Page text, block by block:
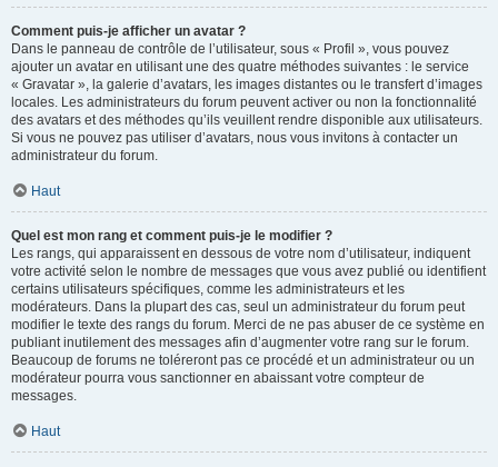
Comment puis-je afficher un avatar ?
Dans le panneau de contrôle de l’utilisateur, sous « Profil », vous pouvez
ajouter un avatar en utilisant une des quatre méthodes suivantes : le service
« Gravatar », la galerie d’avatars, les images distantes ou le transfert d’images
locales. Les administrateurs du forum peuvent activer ou non la fonctionnalité
des avatars et des méthodes qu’ils veuillent rendre disponible aux utilisateurs.
Si vous ne pouvez pas utiliser d’avatars, nous vous invitons à contacter un
administrateur du forum.
Haut
Quel est mon rang et comment puis-je le modifier ?
Les rangs, qui apparaissent en dessous de votre nom d’utilisateur, indiquent
votre activité selon le nombre de messages que vous avez publié ou identifient
certains utilisateurs spécifiques, comme les administrateurs et les
modérateurs. Dans la plupart des cas, seul un administrateur du forum peut
modifier le texte des rangs du forum. Merci de ne pas abuser de ce système en
publiant inutilement des messages afin d’augmenter votre rang sur le forum.
Beaucoup de forums ne toléreront pas ce procédé et un administrateur ou un
modérateur pourra vous sanctionner en abaissant votre compteur de
messages.
Haut